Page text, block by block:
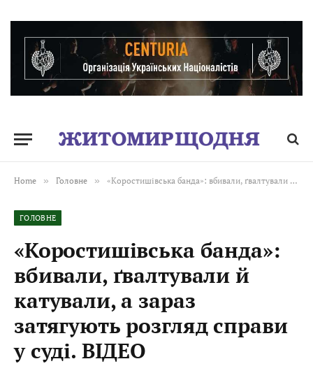
Home » Головне » «Коростишівська банда»: вбивали, ґвалтували й катували, а зараз затягують розгляд справи у суді. ВІДЕО
ГОЛОВНЕ
«Коростишівська банда»:
вбивали, ґвалтували й
катували, а зараз
затягують розгляд справи
у суді. ВІДЕО